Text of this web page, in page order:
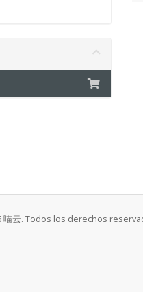
喵云. Todos los derechos